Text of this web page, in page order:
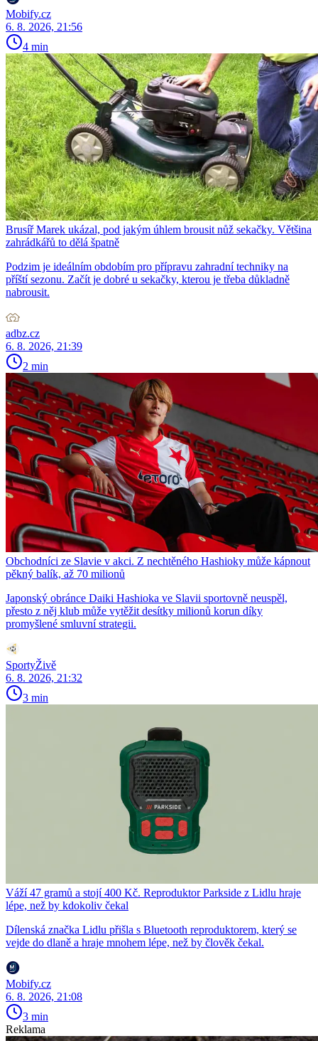
Mobify.cz
6. 8. 2026, 21:56
4 min
Brusíř Marek ukázal, pod jakým úhlem brousit nůž sekačky. Většina
zahrádkářů to dělá špatně
Podzim je ideálním obdobím pro přípravu zahradní techniky na
příští sezonu. Začít je dobré u sekačky, kterou je třeba důkladně
nabrousit.
adbz.cz
6. 8. 2026, 21:39
2 min
Obchodníci ze Slavie v akci. Z nechtěného Hashioky může kápnout
pěkný balík, až 70 milionů
Japonský obránce Daiki Hashioka ve Slavii sportovně neuspěl,
přesto z něj klub může vytěžit desítky milionů korun díky
promyšlené smluvní strategii.
SportyŽivě
6. 8. 2026, 21:32
3 min
Váží 47 gramů a stojí 400 Kč. Reproduktor Parkside z Lidlu hraje
lépe, než by kdokoliv čekal
Dílenská značka Lidlu přišla s Bluetooth reproduktorem, který se
vejde do dlaně a hraje mnohem lépe, než by člověk čekal.
Mobify.cz
6. 8. 2026, 21:08
3 min
Reklama